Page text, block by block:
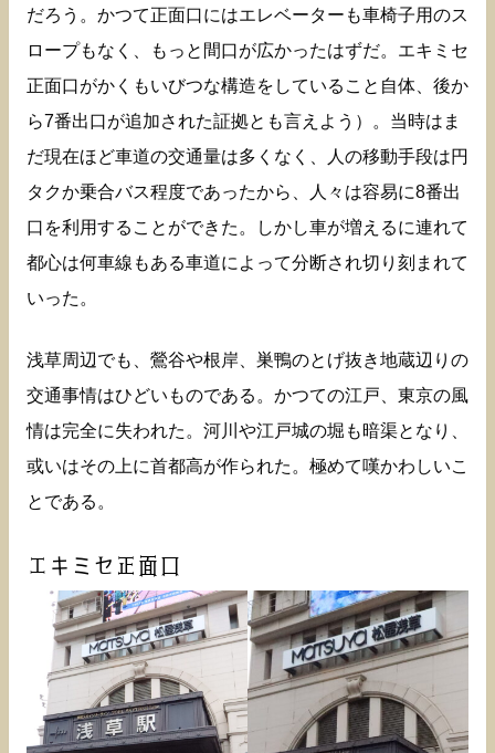
だろう。かつて正面口にはエレベーターも車椅子用のス
ロープもなく、もっと間口が広かったはずだ。エキミセ
正面口がかくもいびつな構造をしていること自体、後か
ら7番出口が追加された証拠とも言えよう）。当時はま
だ現在ほど車道の交通量は多くなく、人の移動手段は円
タクか乗合バス程度であったから、人々は容易に8番出
口を利用することができた。しかし車が増えるに連れて
都心は何車線もある車道によって分断され切り刻まれて
いった。
浅草周辺でも、鶯谷や根岸、巣鴨のとげ抜き地蔵辺りの
交通事情はひどいものである。かつての江戸、東京の風
情は完全に失われた。河川や江戸城の堀も暗渠となり、
或いはその上に首都高が作られた。極めて嘆かわしいこ
とである。
エキミセ正面口